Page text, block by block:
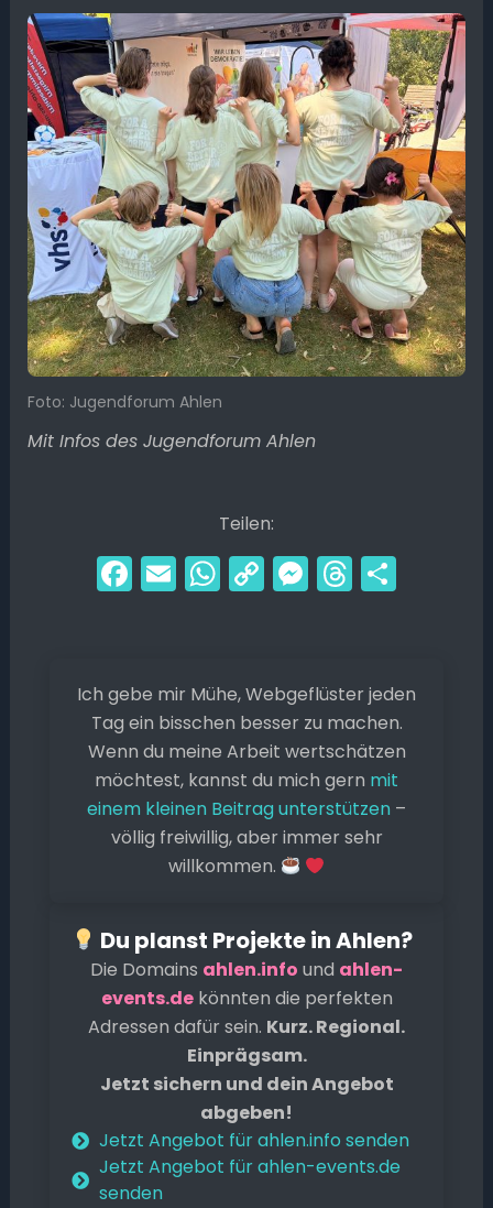
Foto: Jugendforum Ahlen
Mit Infos des Jugendforum Ahlen
Teilen:
F
e
b
o
o
k
E
l
W
ts
A
p
p
C
y
Li
n
k
M
s
e
n
g
er
T
a
d
s
n
Ich gebe mir Mühe, Webgeflüster jeden
Tag ein bisschen besser zu machen.
Wenn du meine Arbeit wertschätzen
möchtest, kannst du mich gern mit
einem kleinen Beitrag unterstützen –
völlig freiwillig, aber immer sehr
willkommen.
Du planst Projekte in Ahlen?
Die Domains ahlen.info und ahlen-
events.dekönnten die perfekten
Adressen dafür sein. Kurz. Regional.
Einprägsam.
Jetzt sichern und dein Angebot
abgeben!
Jetzt Angebot für ahlen.info senden
Jetzt Angebot für ahlen-events.de
senden